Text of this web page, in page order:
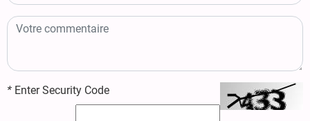
* Enter Security Code